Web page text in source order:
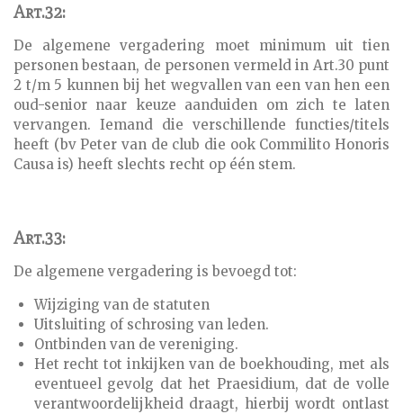
Art.32:
De algemene vergadering moet minimum uit tien
personen bestaan, de personen vermeld in Art.30 punt
2 t/m 5 kunnen bij het wegvallen van een van hen een
oud-senior naar keuze aanduiden om zich te laten
vervangen. Iemand die verschillende functies/titels
heeft (bv Peter van de club die ook Commilito Honoris
Causa is) heeft slechts recht op één stem.
Art.33:
De algemene vergadering is bevoegd tot:
Wijziging van de statuten
Uitsluiting of schrosing van leden.
Ontbinden van de vereniging.
Het recht tot inkijken van de boekhouding, met als
eventueel gevolg dat het Praesidium, dat de volle
verantwoordelijkheid draagt, hierbij wordt ontlast